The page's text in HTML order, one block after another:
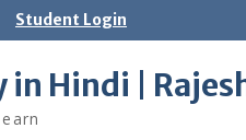
Student Login
in Hindi |